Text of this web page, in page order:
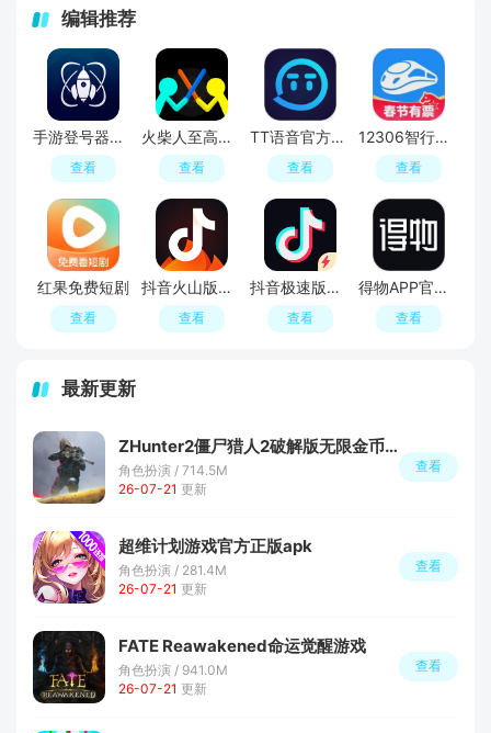
编辑推荐
手游登号器正版app
查看
火柴人至高对决官方正版
查看
TT语音官方正版
查看
12306智行火车票2026官方最新版
查看
红果免费短剧
查看
抖音火山版官方正版正规版
查看
抖音极速版最新版本官方版2026
查看
得物APP官方正版
查看
最新更新
ZHunter2僵尸猎人2破解版无限金币钻石版
角色扮演 / 714.5M
26-07-21 更新
查看
超维计划游戏官方正版apk
角色扮演 / 281.4M
26-07-21 更新
查看
FATE Reawakened命运觉醒游戏
角色扮演 / 941.0M
26-07-21 更新
查看